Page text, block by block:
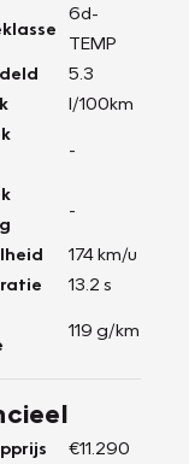
6d-
TEMP
5.3
l/100km
-
-
174 km/u
13.2 s
119 g/km
€11.290